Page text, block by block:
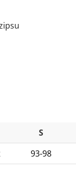
S
93-98